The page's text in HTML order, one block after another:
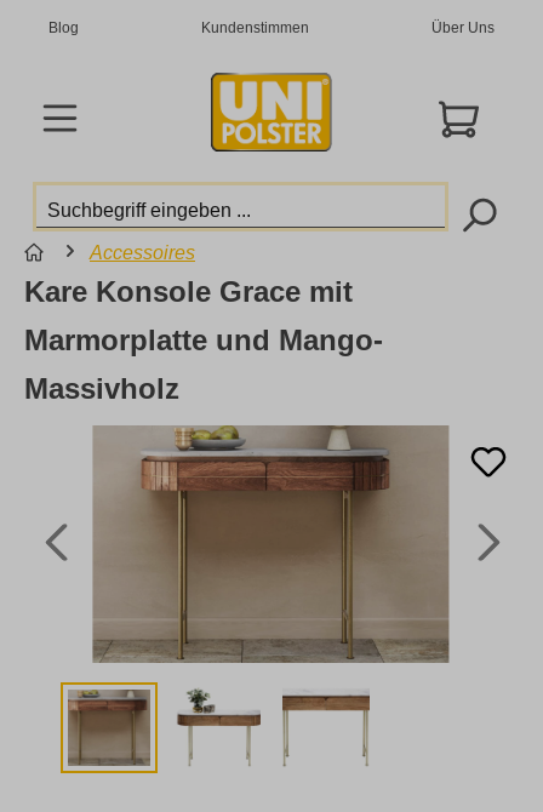
Blog Kundenstimmen Über Uns
Accessoires
Kare Konsole Grace mit
Marmorplatte und Mango-
Massivholz